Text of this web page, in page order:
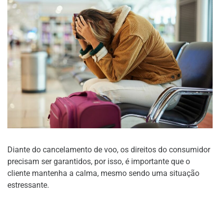
Diante do cancelamento de voo, os direitos do consumidor
precisam ser garantidos, por isso, é importante que o
cliente mantenha a calma, mesmo sendo uma situação
estressante.